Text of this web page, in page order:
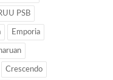
PSB
Emporia
Crescendo